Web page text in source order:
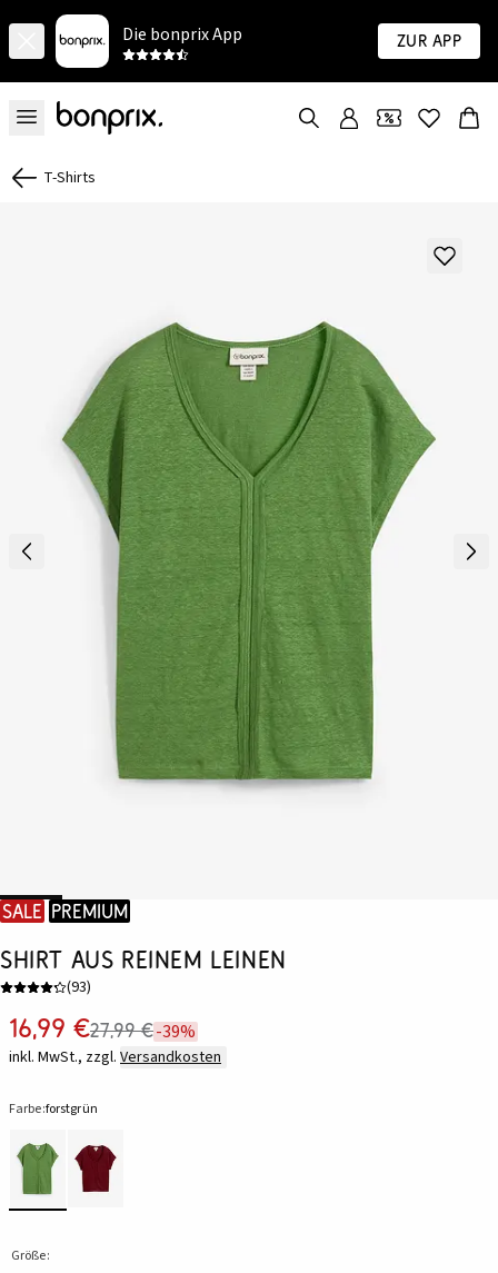
Die bonprix App Zur App
T-Shirts
SALE Premium
Shirt aus reinem Leinen
(93)
16,99 €27,99 €-39%
inkl. MwSt., zzgl. Versandkosten
Farbe:forstgrün
Größe: